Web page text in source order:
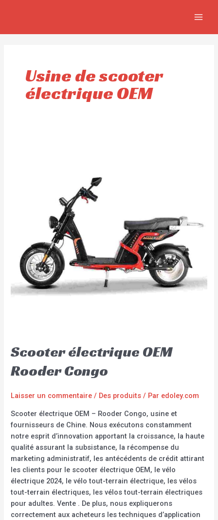
Usine de scooter
électrique OEM
Scooter électrique OEM
Rooder Congo
Laisser un commentaire / Des produits / Par edoley.com
Scooter électrique OEM – Rooder Congo, usine et
fournisseurs de Chine. Nous exécutons constamment
notre esprit d’innovation apportant la croissance, la haute
qualité assurant la subsistance, la récompense du
marketing administratif, les antécédents de crédit attirant
les clients pour le scooter électrique OEM, le vélo
électrique 2024, le vélo tout-terrain électrique, les vélos
tout-terrain électriques, les vélos tout-terrain électriques
pour adultes. Vente . De plus, nous expliquerons
correctement aux acheteurs les techniques d’application